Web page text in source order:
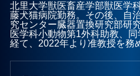
北里大学獣医畜産学部獣医学
藤犬猫病院勤務。その後、自
究センター臓器置換研究部研
医学科小動物第1外科助教、
経て、2022年より准教授を務